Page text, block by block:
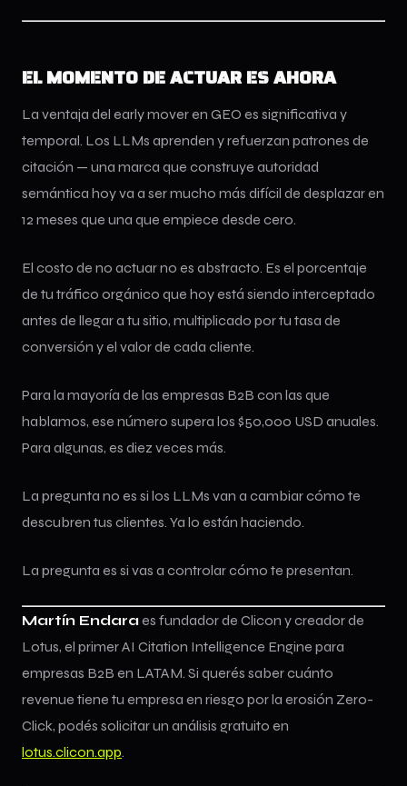
EL MOMENTO DE ACTUAR ES AHORA
La ventaja del early mover en GEO es significativa y
temporal. Los LLMs aprenden y refuerzan patrones de
citación — una marca que construye autoridad
semántica hoy va a ser mucho más difícil de desplazar en
12 meses que una que empiece desde cero.
El costo de no actuar no es abstracto. Es el porcentaje
de tu tráfico orgánico que hoy está siendo interceptado
antes de llegar a tu sitio, multiplicado por tu tasa de
conversión y el valor de cada cliente.
Para la mayoría de las empresas B2B con las que
hablamos, ese número supera los $50,000 USD anuales.
Para algunas, es diez veces más.
La pregunta no es si los LLMs van a cambiar cómo te
descubren tus clientes. Ya lo están haciendo.
La pregunta es si vas a controlar cómo te presentan.
Martín Endaraes fundador de Clicon y creador de
Lotus, el primer AI Citation Intelligence Engine para
empresas B2B en LATAM. Si querés saber cuánto
revenue tiene tu empresa en riesgo por la erosión Zero-
Click, podés solicitar un análisis gratuito en
lotus.clicon.app.